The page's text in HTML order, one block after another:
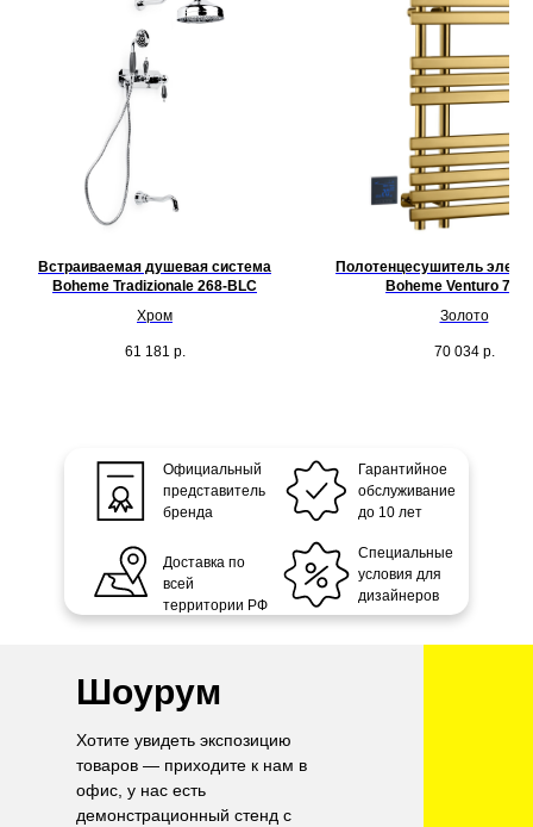
Встраиваемая душевая система
Boheme Tradizionale 268-BLC
Хром
61 181 р.
Полотенцесушитель
Boheme Venturo
Золото
70 034 р.
Официальный
представитель
бренда
Доставка по
всей
территории РФ
Гарантийное
обслуживание
до 10 лет
Специальные
условия для
дизайнеров
Шоурум
Хотите увидеть экспозицию
товаров — приходите к нам в
офис, у нас есть
демонстрационный стенд с